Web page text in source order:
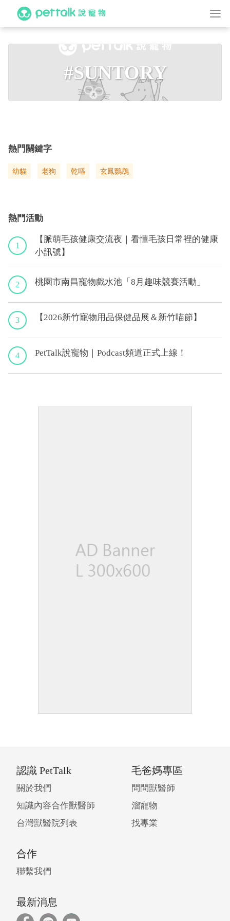
#SUNTORY
熱門關鍵字
幼貓 老狗 乾嘔 玄鳳鸚鵡
熱門活動
1
【脈萌毛孩健康交流夜｜看懂毛孩日常裡的健康
小訊號】
2 桃園市南昌寵物戲水池「8月趣味競賽活動」
3 【2026新竹寵物用品保健品展＆新竹喵節】
4 PetTalk說寵物｜Podcast頻道正式上線！
認識 PetTalk
關於我們
知識內容合作獸醫師
台灣獸醫院列表
毛爸媽專區
問問獸醫師
溜寵物
找專業
合作
聯繫我們
最新消息